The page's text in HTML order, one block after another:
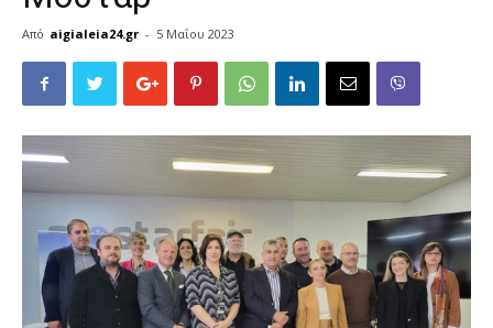
Από aigialeia24.gr - 5 Μαΐου 2023